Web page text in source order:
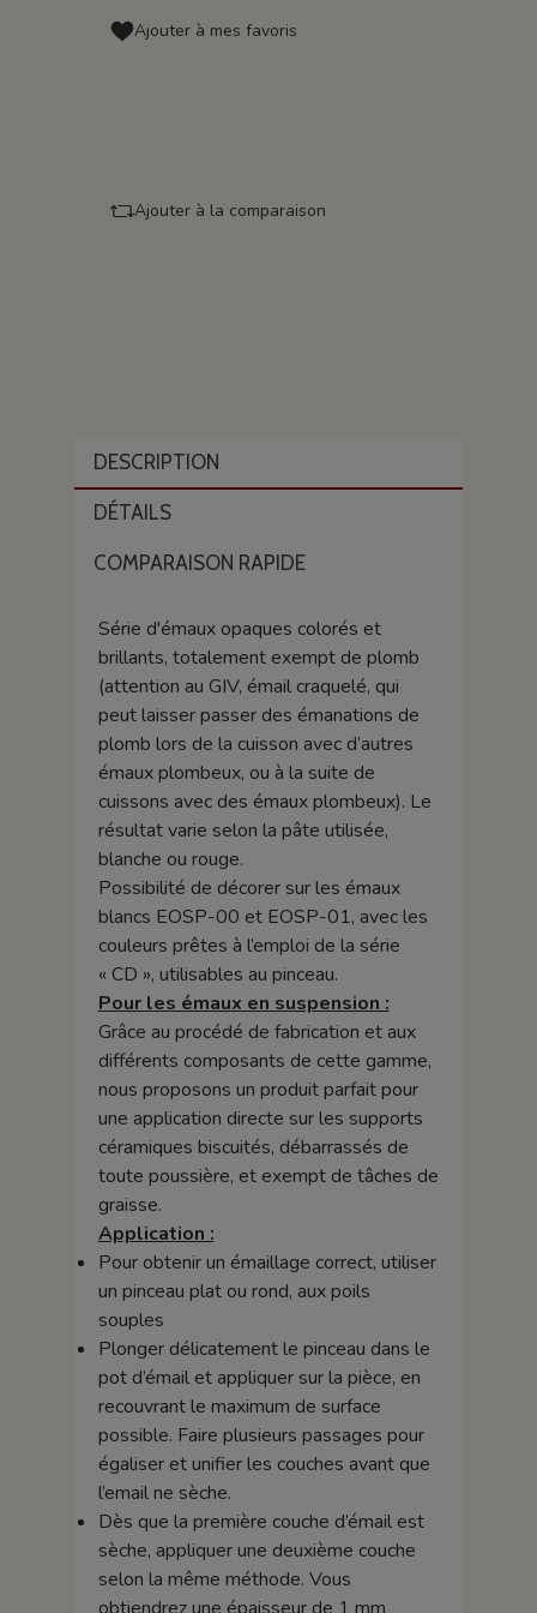
Ajouter à mes favoris
Ajouter à la comparaison
DESCRIPTION
DÉTAILS
COMPARAISON RAPIDE
Série d'émaux opaques colorés et
brillants, totalement exempt de plomb
(attention au GIV, émail craquelé, qui
peut laisser passer des émanations de
plomb lors de la cuisson avec d’autres
émaux plombeux, ou à la suite de
cuissons avec des émaux plombeux). Le
résultat varie selon la pâte utilisée,
blanche ou rouge.
Possibilité de décorer sur les émaux
blancs EOSP-00 et EOSP-01, avec les
couleurs prêtes à l’emploi de la série
« CD », utilisables au pinceau.
Pour les émaux en suspension :
Grâce au procédé de fabrication et aux
différents composants de cette gamme,
nous proposons un produit parfait pour
une application directe sur les supports
céramiques biscuités, débarrassés de
toute poussière, et exempt de tâches de
graisse.
Application :
Pour obtenir un émaillage correct, utiliser
un pinceau plat ou rond, aux poils
souples
Plonger délicatement le pinceau dans le
pot d’émail et appliquer sur la pièce, en
recouvrant le maximum de surface
possible. Faire plusieurs passages pour
égaliser et unifier les couches avant que
l’email ne sèche.
Dès que la première couche d’émail est
sèche, appliquer une deuxième couche
selon la même méthode. Vous